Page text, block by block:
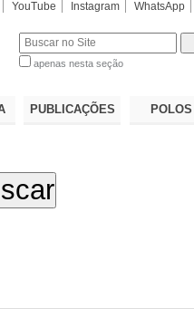
YouTube Instagram WhatsApp
apenas nesta seção
PUBLICAÇÕES POLOS